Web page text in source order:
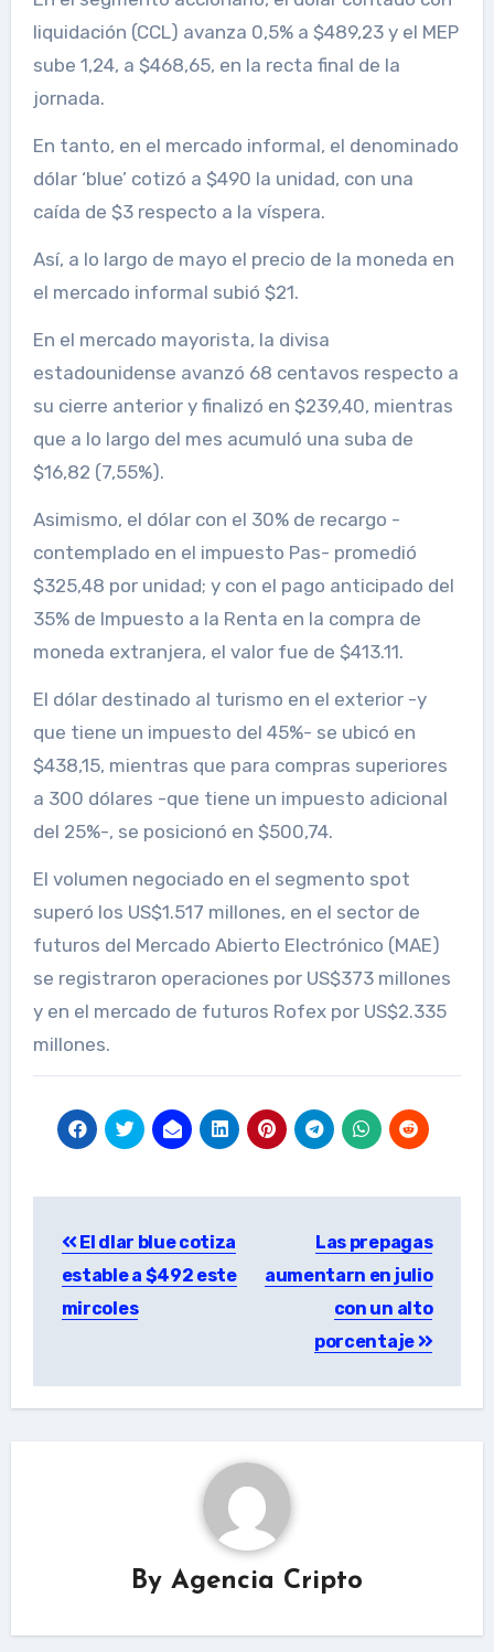
liquidación (CCL) avanza 0,5% a $489,23 y el MEP
sube 1,24, a $468,65, en la recta final de la
jornada.
En tanto, en el mercado informal, el denominado
dólar ‘blue’ cotizó a $490 la unidad, con una
caída de $3 respecto a la víspera.
Así, a lo largo de mayo el precio de la moneda en
el mercado informal subió $21.
En el mercado mayorista, la divisa
estadounidense avanzó 68 centavos respecto a
su cierre anterior y finalizó en $239,40, mientras
que a lo largo del mes acumuló una suba de
$16,82 (7,55%).
Asimismo, el dólar con el 30% de recargo -
contemplado en el impuesto Pas- promedió
$325,48 por unidad; y con el pago anticipado del
35% de Impuesto a la Renta en la compra de
moneda extranjera, el valor fue de $413.11.
El dólar destinado al turismo en el exterior -y
que tiene un impuesto del 45%- se ubicó en
$438,15, mientras que para compras superiores
a 300 dólares -que tiene un impuesto adicional
del 25%-, se posicionó en $500,74.
El volumen negociado en el segmento spot
superó los US$1.517 millones, en el sector de
futuros del Mercado Abierto Electrónico (MAE)
se registraron operaciones por US$373 millones
y en el mercado de futuros Rofex por US$2.335
millones.
navigation
El dlar blue cotiza
estable a $492 este
mircoles
Las prepagas
aumentarn en julio
con un alto
porcentaje
By Agencia Cripto